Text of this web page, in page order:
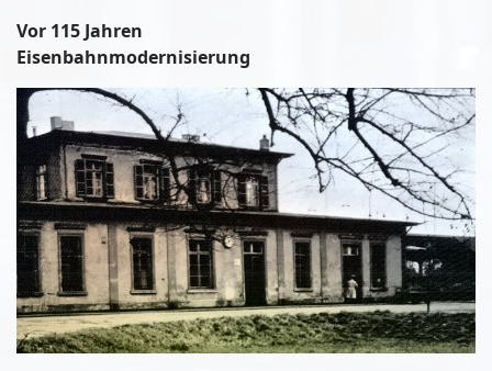
Vor 115 Jahren
Eisenbahnmodernisierung